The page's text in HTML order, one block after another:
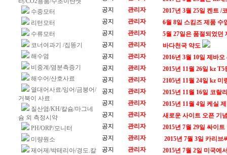
수중모터
리턴모터
수류모터
코너여과기 /집똥기
해수염
비중계/염분측증기
해수어/산호사료
열대어사료/잉어/금붕어/
거북이 사료
질산염/KH/칼슘/마그네
슘 외 측정시약
PH/ORP/모니터
미량원소
제어제/박테리아/경도.칼
공지
관리자
2017년 3월 25일 켄트 /
공지
관리자
6월 8일 스킴즈 제품 수
공지
관리자
5월 27일은 품절되었
공지
관리자
바다천국 약도
공지
관리자
2016년 3월 10일 제바
공지
관리자
2015년 11월 26일 kz
공지
관리자
2105년 11월 24일 kz
공지
관리자
2015년 11월 16일 코랄
공지
관리자
2015년 11월 4일 케실
공지
관리자
새로운 사이트 오픈 기
공지
관리자
2015년 7월 29일 싸이
공지
관리자
2015년 7월 3일 카리
공지
관리자
2015년 7월 2일 미국에